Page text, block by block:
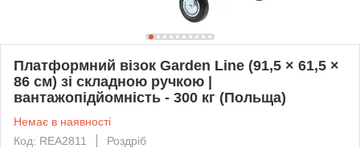
Платформний візок Garden Line (91,5 × 61,5 ×
86 см) зі складною ручкою |
вантажопідйомність - 300 кг (Польща)
Немає в наявності
Код: REA2811
Роздріб